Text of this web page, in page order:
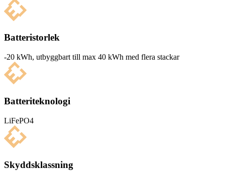
Batteristorlek
-20 kWh, utbyg­g­bart till max 40 kWh med flera stackar
Batteriteknologi
LiFePO4
Skyddsklassning